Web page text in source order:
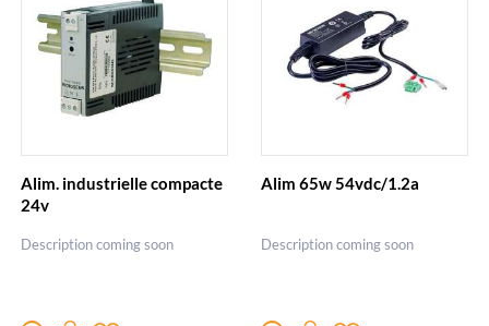
Alim. industrielle compacte
24v
Description coming soon
Alim 65w 54vdc/1.2a
Description coming soon